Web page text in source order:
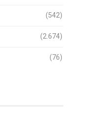
(542)
(2.674)
(76)